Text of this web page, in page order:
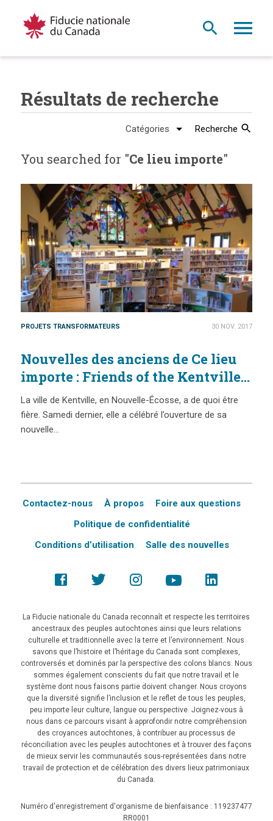
Résultats de recherche
Recherche
You searched for "Ce lieu importe"
PROJETS TRANSFORMATEURS 30 NOV. 2017
Nouvelles des anciens de Ce lieu
importe : Friends of the Kentville
Library
La ville de Kentville, en Nouvelle-Écosse, a de quoi être
fière. Samedi dernier, elle a célébré l’ouverture de sa
nouvelle…
Contactez-nous À propos
Foire aux questions
Politique de confidentialité
Conditions d’utilisation
Salle des nouvelles
La Fiducie nationale du Canada reconnaît et respecte les territoires
ancestraux des peuples autochtones ainsi que leurs relations
culturelle et traditionnelle avec la terre et l’environnement. Nous
savons que l’histoire et l’héritage du Canada sont complexes,
controversés et dominés par la perspective des colons blancs. Nous
sommes également conscients du fait que notre travail et le
système dont nous faisons partie doivent changer. Nous croyons
que la diversité signifie l’inclusion et le reflet de tous les peuples,
peu importe leur culture, langue ou perspective. Joignez-vous à
nous dans ce parcours visant à approfondir notre compréhension
des croyances autochtones, à contribuer au processus de
réconciliation avec les peuples autochtones et à trouver des façons
de mieux servir les communautés sous-représentées dans notre
travail de protection et de célébration des divers lieux patrimoniaux
du Canada.
Numéro d'enregistrement d'organisme de bienfaisance : 119237477
RR0001